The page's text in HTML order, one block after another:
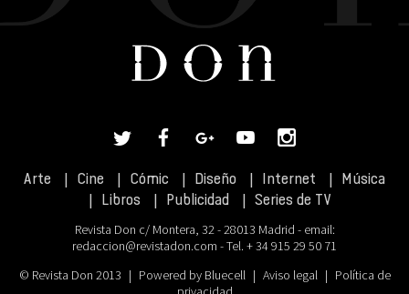
Arte Cine Cómic Diseño Internet
Música
Libros
Publicidad Series de TV
Revista Don c/ Montera, 32 - 28013 Madrid - email:
redaccion@revistadon.com - Tel. + 34 915 29 50 71
© Revista Don 2013 | Powered by Bluecell | Aviso legal | Política de